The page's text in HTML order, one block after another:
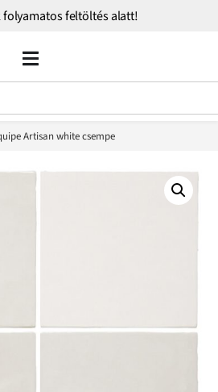
feltöltés alatt!
Artisan white csempe